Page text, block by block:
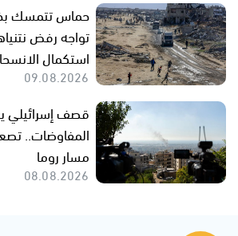
حماس تتمسك
تواجه رفض
استكمال
09.08.2026
قصف إسرائيلي
المفاوضات..
مسار روما
08.08.2026